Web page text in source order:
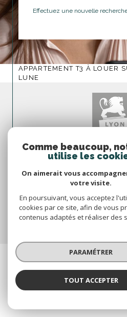
Effectuez une nouvelle
APPARTEMENT T3 À LOUER SUR TASSIN-LA-DEMI-
LUNE
© 2026 | TOUS DROITS RÉSERVÉS |
NOS HONORAIRES
PLAN DU SITE
POLITIQUE RGPD
Comme beaucoup,
utilise les
On aimerait vous
votre visite.
En poursuivant, vous acceptez
cookies par ce site, afin de vous
contenus adaptés et réaliser des
PARAMÉTRER
TOUT ACCEPTER